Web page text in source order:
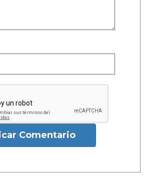
Comentario